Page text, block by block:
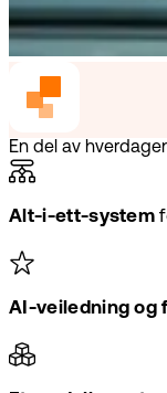
En del av
Alt-i-ett-system
AI-veiledning og